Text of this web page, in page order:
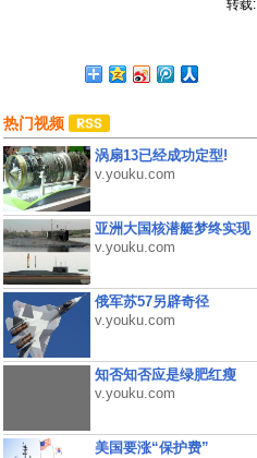
转载:
热门视频
涡扇13已经成功定型!
v.youku.com
亚洲大国核潜艇梦终实现
v.youku.com
俄军苏57另辟奇径
v.youku.com
知否知否应是绿肥红瘦
v.youku.com
美国要涨“保护费”